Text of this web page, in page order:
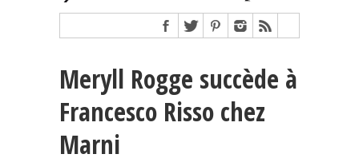
Meryll Rogge succède à
Francesco Risso chez
Marni